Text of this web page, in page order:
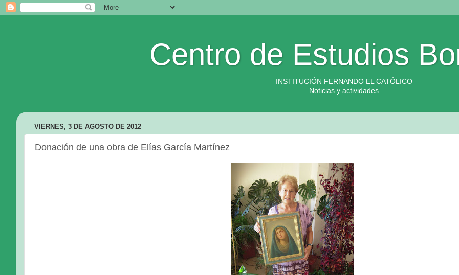
Centro de Estudios
INSTITUCIÓN FERNANDO EL CATÓLICO
Noticias y actividades
VIERNES, 3 DE AGOSTO DE 2012
Donación de una obra de Elías García Martínez